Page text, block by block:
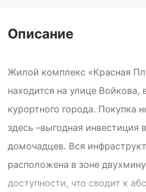
Описание
Жилой комплекс «Красная
находится на улице Войкова,
курортного города. Покупка
здесь –выгодная инвестиция
домочадцев. Вся
расположена в зоне
доступности, что сводит к